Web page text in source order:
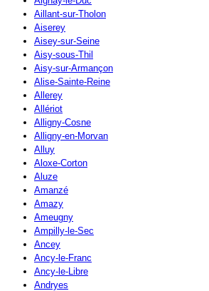
Aillant-sur-Tholon
Aiserey
Aisey-sur-Seine
Aisy-sous-Thil
Aisy-sur-Armançon
Alise-Sainte-Reine
Allerey
Allériot
Alligny-Cosne
Alligny-en-Morvan
Alluy
Aloxe-Corton
Aluze
Amanzé
Amazy
Ameugny
Ampilly-le-Sec
Ancey
Ancy-le-Franc
Ancy-le-Libre
Andryes